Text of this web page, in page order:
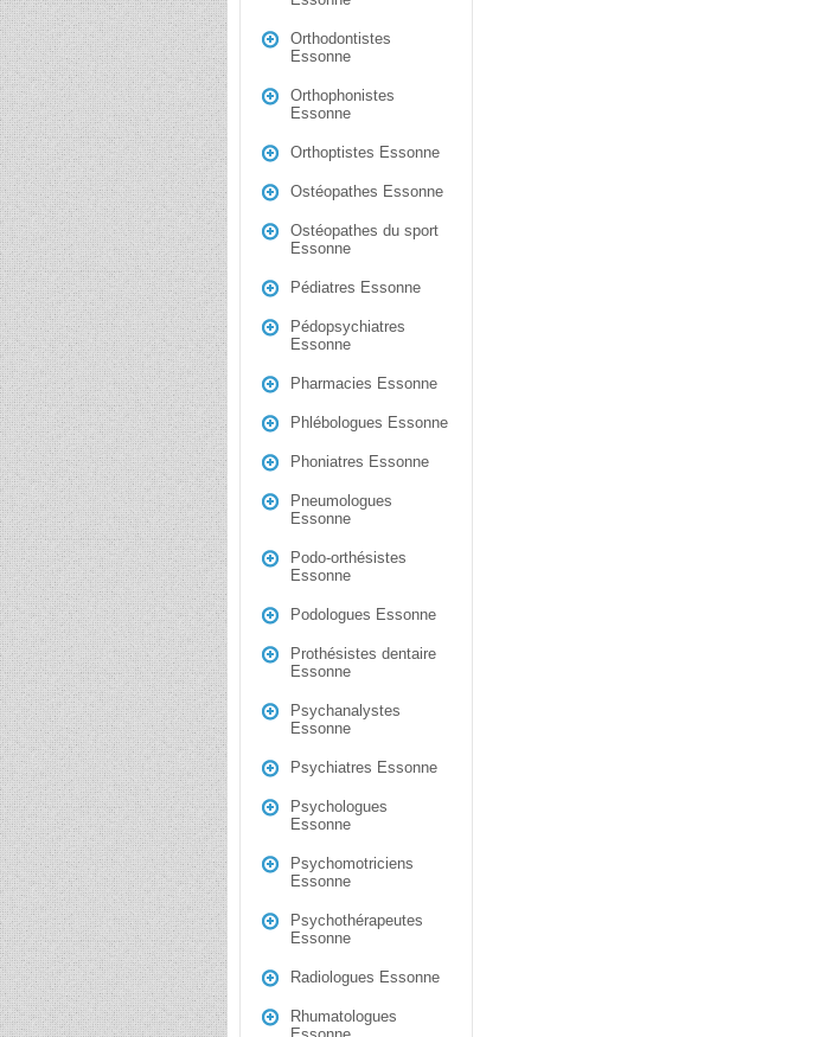
Orthodontistes
Essonne
Orthophonistes
Essonne
Orthoptistes Essonne
Ostéopathes Essonne
Ostéopathes du sport
Essonne
Pédiatres Essonne
Pédopsychiatres
Essonne
Pharmacies Essonne
Phlébologues Essonne
Phoniatres Essonne
Pneumologues
Essonne
Podo-orthésistes
Essonne
Podologues Essonne
Prothésistes dentaire
Essonne
Psychanalystes
Essonne
Psychiatres Essonne
Psychologues
Essonne
Psychomotriciens
Essonne
Psychothérapeutes
Essonne
Radiologues Essonne
Rhumatologues